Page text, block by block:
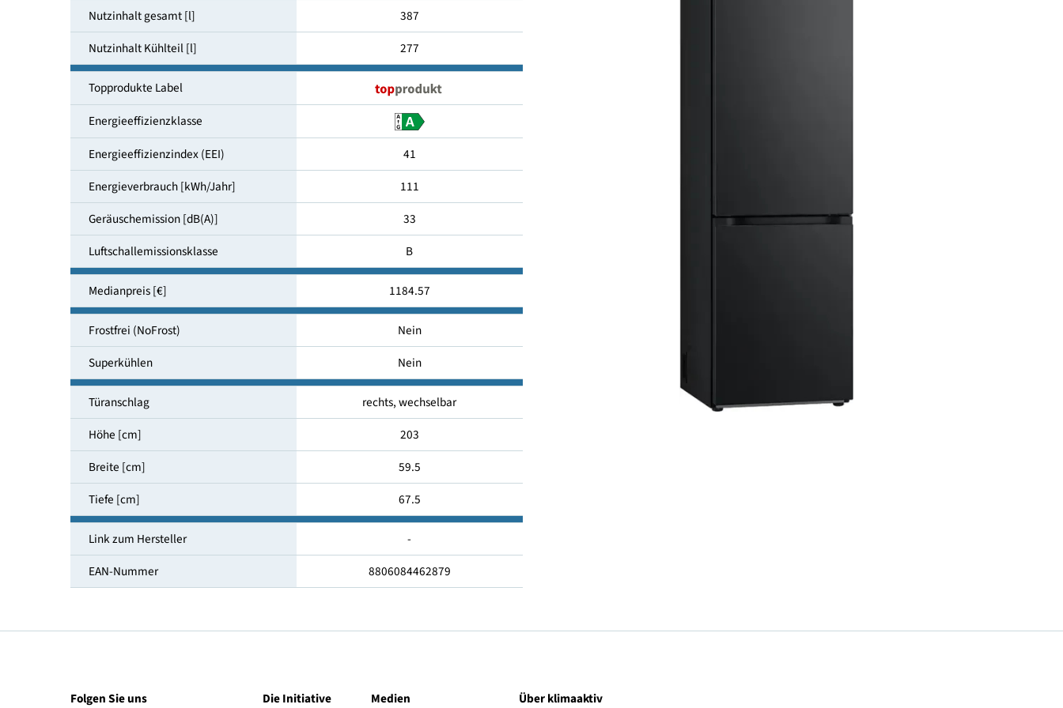
Bauform
Nutzinhalt gesamt [l]
Nutzinhalt Kühlteil [l]
Topprodukte Label
Energieeffizienzklasse
Energieeffizienzindex (EEI)
Energieverbrauch [kWh/Jahr]
Geräuschemission [dB(A)]
Luftschallemissionsklasse B
Medianpreis [€]
Frostfrei (NoFrost) Nein
Superkühlen
Türanschlag rechts, wechselbar
Höhe [cm] 203
Breite [cm]
59.5
Tiefe [cm]
67.5
Link zum Hersteller
-